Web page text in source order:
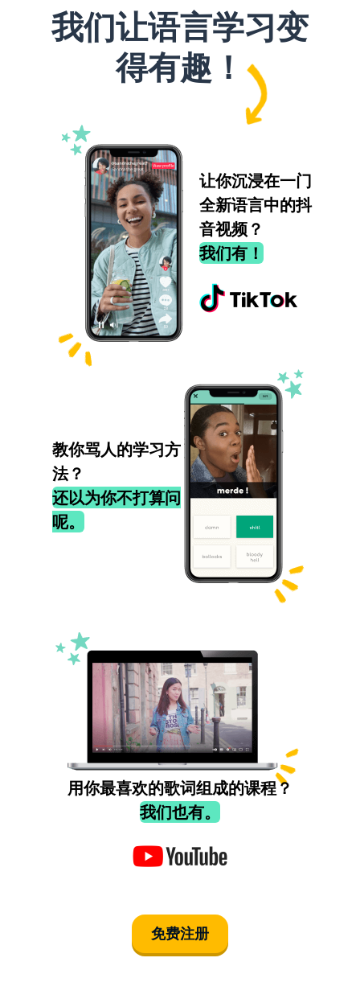
我们让语言学习变
得有趣！
让你沉浸在一门
全新语言中的抖
音视频？
我们有！
教你骂人的学习方
法？
还以为你不打算问
呢。
用你最喜欢的歌词组成的课程？
我们也有。
免费注册